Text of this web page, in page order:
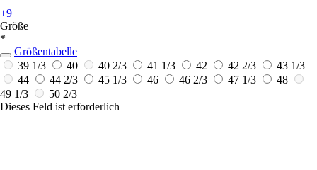
+9
Größe
*
Größentabelle
39 1/3
40 40 2/3 41 1/3 42 42 2/3
43 1/3
44
44 2/3 45 1/3 46 46 2/3 47 1/3
48
49 1/3
50 2/3
Dieses Feld ist erforderlich